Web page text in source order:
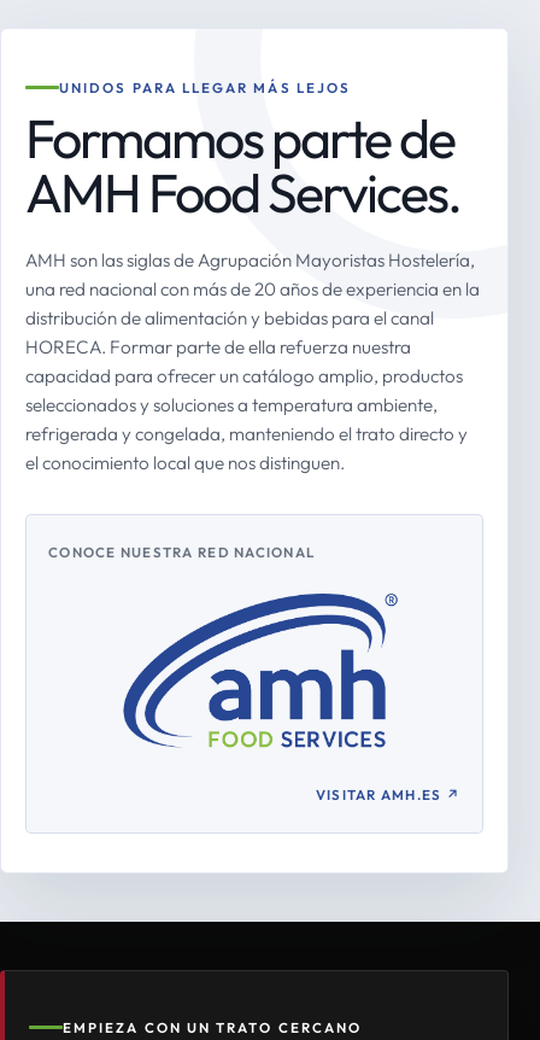
UNIDOS PARA LLEGAR MÁS LEJOS
Formamos parte de
AMH Food Services.
AMH son las siglas de Agrupación Mayoristas Hostelería,
una red nacional con más de 20 años de experiencia en la
distribución de alimentación y bebidas para el canal
HORECA. Formar parte de ella refuerza nuestra
capacidad para ofrecer un catálogo amplio, productos
seleccionados y soluciones a temperatura ambiente,
refrigerada y congelada, manteniendo el trato directo y
el conocimiento local que nos distinguen.
CONOCE NUESTRA RED NACIONAL
VISITAR AMH.ES ↗
EMPIEZA CON UN TRATO CERCANO